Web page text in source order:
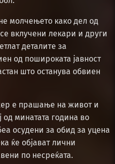
молчењето како дел од
вклучени лекари и други
деталите за
од пошироката јавност
што останува обвиен
е прашање на живот и
од минатата година во
осудени за обид за уцена
ќе објават лични
по несреќата.